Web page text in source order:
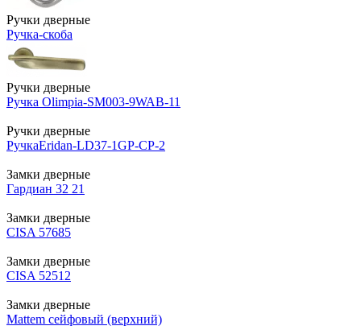
Ручки дверные
Ручка-скоба
Ручки дверные
Ручка Olimpia-SM003-9WAB-11
Ручки дверные
РучкаEridan-LD37-1GP-CP-2
Замки дверные
Гардиан 32 21
Замки дверные
CISA 57685
Замки дверные
CISA 52512
Замки дверные
Mattem сейфовый (верхний)